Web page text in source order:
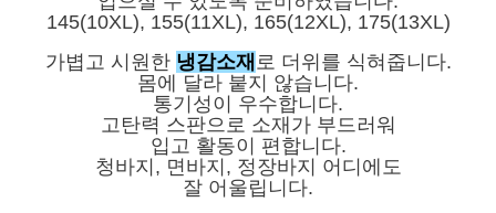
145(10XL), 155(11XL), 165(12XL), 175(13XL)
가볍고 시원한 냉감소재 로 더위를 식혀줍니다.
몸에 달라 붙지 않습니다.
통기성이 우수합니다.
고탄력 스판으로 소재가 부드러워
입고 활동이 편합니다.
청바지, 면바지, 정장바지 어디에도
잘 어울립니다.